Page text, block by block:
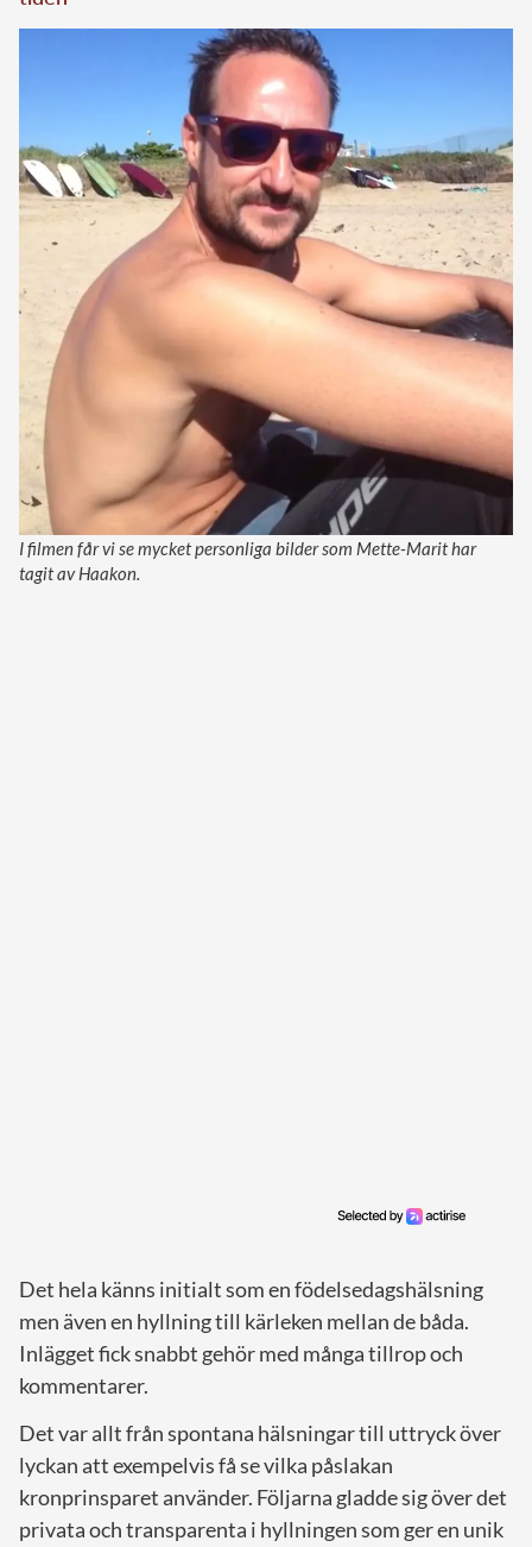
I filmen får vi se mycket personliga bilder som Mette-Marit har
tagit av Haakon.
Det hela känns initialt som en födelsedagshälsning
men även en hyllning till kärleken mellan de båda.
Inlägget fick snabbt gehör med många tillrop och
kommentarer.
Det var allt från spontana hälsningar till uttryck över
lyckan att exempelvis få se vilka påslakan
kronprinsparet använder. Följarna gladde sig över det
privata och transparenta i hyllningen som ger en unik